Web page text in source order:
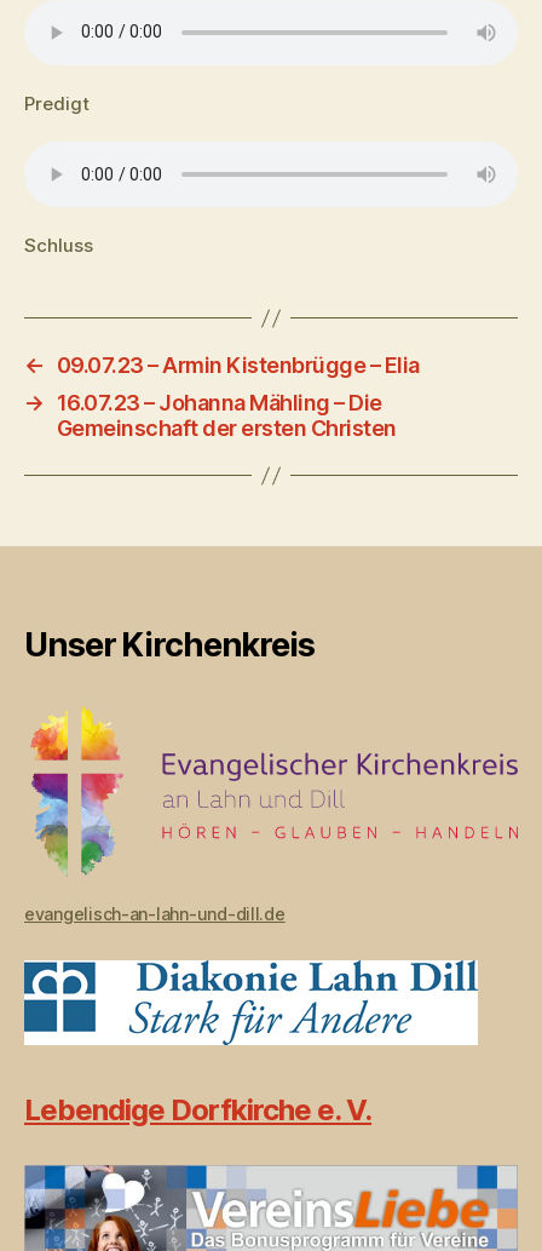
Predigt
Schluss
←
09.07.23 – Armin Kistenbrügge – Elia
→
16.07.23 – Johanna Mähling – Die
Gemeinschaft der ersten Christen
Unser Kirchenkreis
evangelisch-an-lahn-und-dill.de
Lebendige Dorfkirche e. V.